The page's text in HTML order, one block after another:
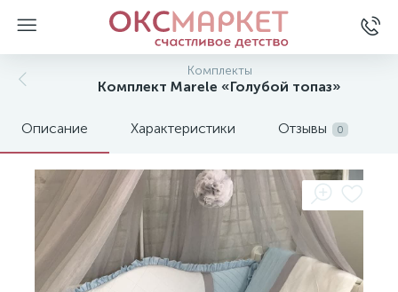
Комплекты
Комплект Marele «Голубой топаз»
Описание Характеристики Отзывы 0